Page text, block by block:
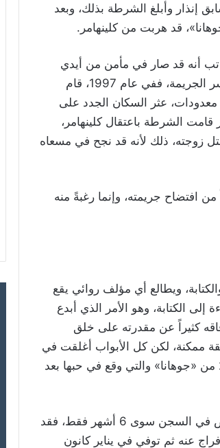
إنذار وأبلغ الشرطة بذلك، وبعد
قد هربت من كلينهامر.
أنه قد صار في مأمن من أيدي
الشرطة والعقاب، ولكن في عام 2000، تم الكشف عن تفاصيل وسر الجريمة، ففي عام 1997، قام
معدودات، عثر السكان الجدد على
الشرطة باعتقال كلينهامر،
زوجته، ذلك لأنه قد نجح في مسعاه
افتضاح جريمته، وإنما رغبةً منه
ويطالع أي مؤلف روائي يقع
الكتابة، وهو الأمر الذي أبدع
كثيراً عن مقدرته على خلق
ممكنة، لكن كل الأبواب أغلقت في
وجهه، وهذا دفعه للتفكير في طريقة أخرى مجنونة، تزوج في ال 25 من «جوهانا» والتي وقع في حبها بعد
حكم القضاء الأميركي على كلينهامر، بالسجن لمدة سنتين، ولم يقض في السجن سوى 6 أشهر فقط، فقد
عنه ثم توفي في يناير كانون